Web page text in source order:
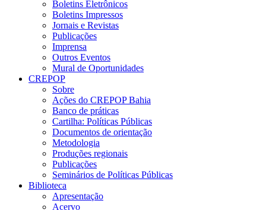
Boletins Eletrônicos
Boletins Impressos
Jornais e Revistas
Publicações
Imprensa
Outros Eventos
Mural de Oportunidades
CREPOP
Sobre
Ações do CREPOP Bahia
Banco de práticas
Cartilha: Políticas Públicas
Documentos de orientação
Metodologia
Produções regionais
Publicações
Seminários de Políticas Públicas
Biblioteca
Apresentação
Acervo